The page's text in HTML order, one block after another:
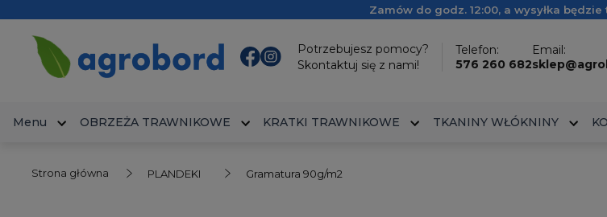
Zamów do godz. 12:00, a wysyłka
Potrzebujesz pomocy?
Skontaktuj się z nami!
Telefon:
576 260 682
Email:
Menu OBRZEŻA TRAWNIKOWE KRATKI TRAWNIKOWE TKANINY WŁÓKNINY
Strona główna PLANDEKI Gramatura 90g/m2